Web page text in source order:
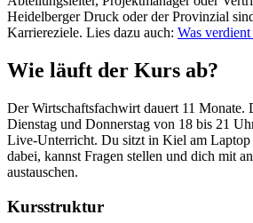
Heidelberger Druck oder der Provinzial
Karriereziele. Lies dazu auch: Was
Wie läuft der Kurs ab?
Der Wirtschaftsfachwirt dauert 11 Monate.
Dienstag und Donnerstag von 18 bis 21
Live-Unterricht. Du sitzt in Kiel am Laptop
dabei, kannst Fragen stellen und dich mit
austauschen.
Kursstruktur